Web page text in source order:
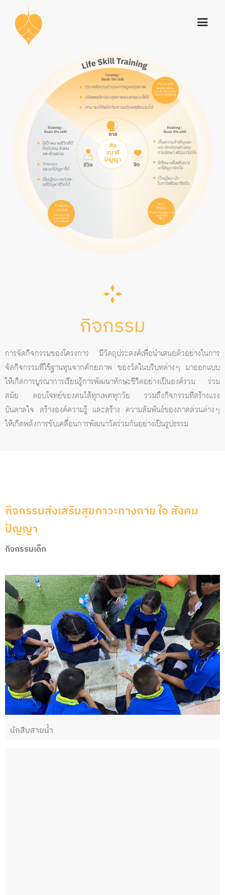
กิจกรรม
การจัดกิจกรรมของโครงการ มีวัตถุประสงค์เพื่อนําเสนอตัวอย่างในการ
จัดกิจกรรมที่ใช้ฐานทุนจากศักยภาพ ของวัดในบริบทต่างๆ มาออกแบบ
ให้เกิดการบูรณาการเรียนรู้การพัฒนาทักษะชีวิตอย่างเป็นองค์รวม ร่วม
สมัย ตอบโจทย์ของคนได้ทุกเพศทุกวัย รวมถึงกิจกรรมที่สร้างแรง
บันดาลใจ สร้างองค์ความรู้ และสร้าง ความสัมพันธ์ของภาคส่วนต่างๆ
ให้เกิดพลังการขับเคลื่อนการพัฒนาวัดร่วมกันอย่างเป็นรูปธรรม
กิจกรรมส่งเสริมสุขภาวะทางกาย ใจ สังคม
ปัญญา
กิจกรรมเด็ก
นักสืบสายน้ำ